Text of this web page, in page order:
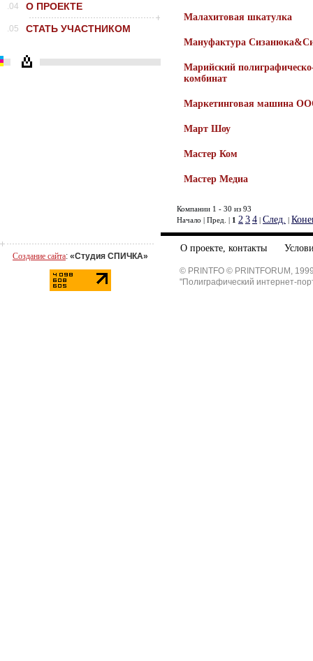
.04 О ПРОЕКТЕ
.05 СТАТЬ УЧАСТНИКОМ
Создание сайта: «Студия СПИЧКА»
Малахитовая шкатулка
Мануфактура
Марийский
комбинат
Маркетинговая машина
Март Шоу
Мастер Ком
Мастер Медиа
Компании 1 - 30 из 93
Начало | Пред. | 1 2 3 4 | След. |
О проекте, контакты
© PRINTFO © PRINTFORUM,
"Полиграфический интернет-